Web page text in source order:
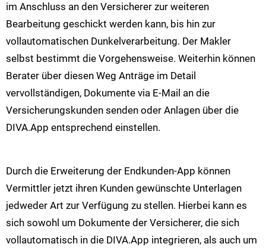
im Anschluss an den Versicherer zur weiteren
Bearbeitung geschickt werden kann, bis hin zur
vollautomatischen Dunkelverarbeitung. Der Makler
selbst bestimmt die Vorgehensweise. Weiterhin können
Berater über diesen Weg Anträge im Detail
vervollständigen, Dokumente via E-Mail an die
Versicherungskunden senden oder Anlagen über die
DIVA.App entsprechend einstellen.
Durch die Erweiterung der Endkunden-App können
Vermittler jetzt ihren Kunden gewünschte Unterlagen
jedweder Art zur Verfügung zu stellen. Hierbei kann es
sich sowohl um Dokumente der Versicherer, die sich
vollautomatisch in die DIVA.App integrieren, als auch um